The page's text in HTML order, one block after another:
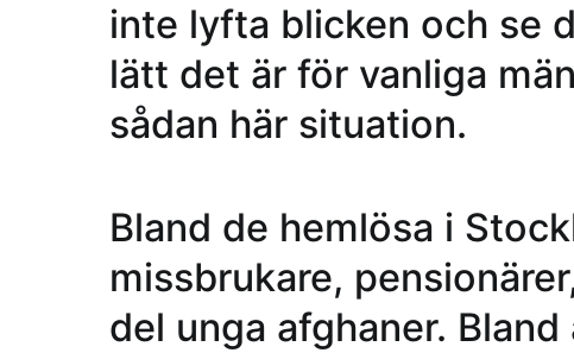
inte lyfta blicken och se
lätt det är för vanliga
sådan här situation.
Bland de hemlösa i
missbrukare,
del unga afghaner.